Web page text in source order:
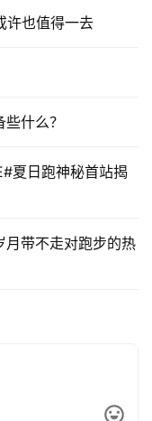
许也值得一去
什么？
夏日跑神秘首站揭
带不走对跑步的热